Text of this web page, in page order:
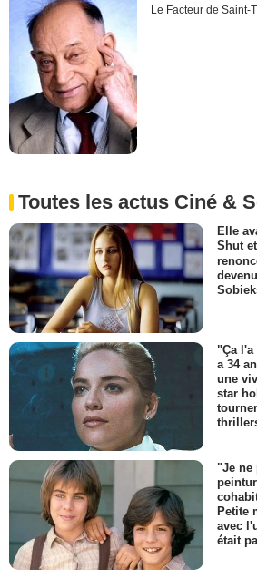
Le Facteur de Saint-
Toutes les actus Ciné &
Elle
Shut
"Ça l'a
a 34
une
star
"Je ne
Petite
avec
était